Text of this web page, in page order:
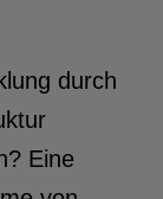
durch
Eine